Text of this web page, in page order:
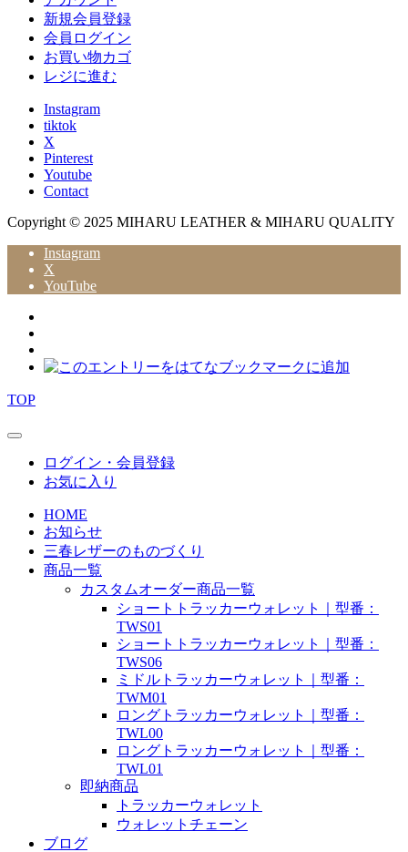
新規会員登録
会員ログイン
お買い物カゴ
レジに進む
Instagram
tiktok
X
Pinterest
Youtube
Contact
Copyright © 2025 MIHARU LEATHER & MIHARU QUALITY
Instagram
X
YouTube
TOP
ログイン・会員登録
お気に入り
HOME
お知らせ
三春レザーのものづくり
商品一覧
カスタムオーダー商品一覧
ショートトラッカーウォレット｜型番：
TWS01
ショートトラッカーウォレット｜型番：
TWS06
ミドルトラッカーウォレット｜型番：
TWM01
ロングトラッカーウォレット｜型番：
TWL00
ロングトラッカーウォレット｜型番：
TWL01
即納商品
トラッカーウォレット
ウォレットチェーン
ブログ